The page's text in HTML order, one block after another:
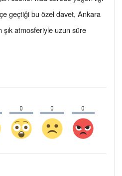
geçtiği bu özel davet, Ankara
şık atmosferiyle uzun süre
0 0 0